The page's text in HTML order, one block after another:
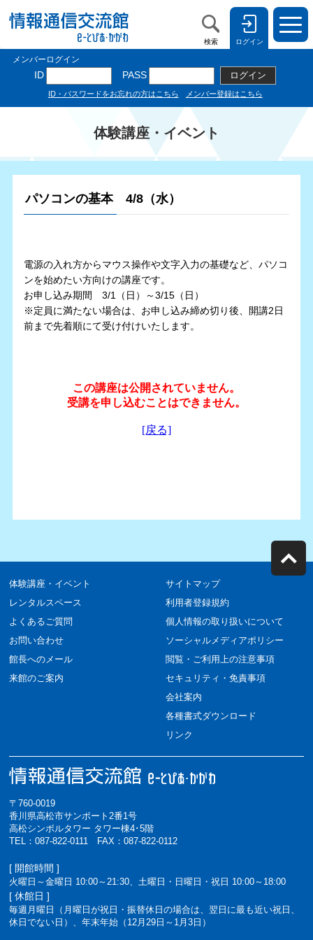
検索 ログイン
体験講座・イベント
パソコンの基本 4/8（水）
電源の入れ方からマウス操作や文字入力の基礎など、パソコ
ンを始めたい方向けの講座です。
お申し込み期間 3/1（日）～3/15（日）
※定員に満たない場合は、お申し込み締め切り後、開講2日
前まで先着順にて受け付けいたします。
体験講座・イベント
レンタルスペース
よくあるご質問
お問い合わせ
館長へのメール
来館のご案内
サイトマップ
利用者登録規約
個人情報の取り扱いについて
ソーシャルメディアポリシー
閲覧・ご利用上の注意事項
セキュリティ・免責事項
会社案内
各種書式ダウンロード
リンク
〒760-0019
香川県高松市サンポート2番1号
高松シンボルタワー タワー棟4･5階
TEL：087-822-0111 FAX：087-822-0112
[ 開館時間 ]
火曜日～金曜日 10:00～21:30、土曜日・日曜日・祝日 10:00～18:00
[ 休館日 ]
毎週月曜日（月曜日が祝日・振替休日の場合は、翌日に最も近い祝日、
休日でない日）、年末年始（12月29日～1月3日）